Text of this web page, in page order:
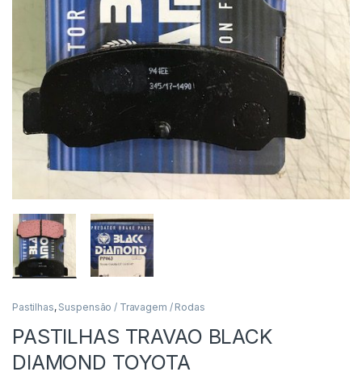
Pastilhas, Suspensão / Travagem / Rodas
PASTILHAS TRAVAO BLACK
DIAMOND TOYOTA